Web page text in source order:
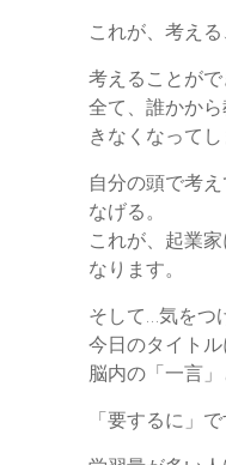
これが、考える
考えることがで
全て、誰かか
きなくなってし
自分の頭で考
なげる。
これが、起業
なります。
そして…気をつ
今日のタイト
脳内の「一言」
「要するに」で